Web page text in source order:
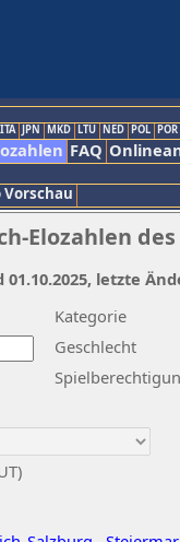
ITA JPN MKD LTU NED POL POR
FAQ
Vorschau
Elozahlen des
Kategorie
Geschlecht
01.10.2025, letzte